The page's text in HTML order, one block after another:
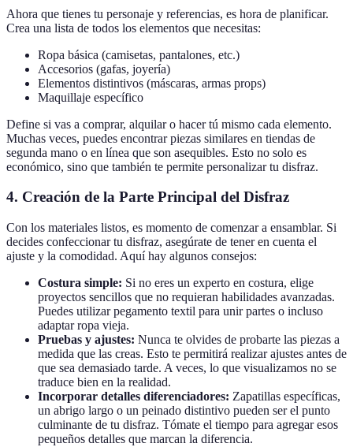
Ahora que tienes tu personaje y referencias, es hora de planificar.
Crea una lista de todos los elementos que necesitas:
Ropa básica (camisetas, pantalones, etc.)
Accesorios (gafas, joyería)
Elementos distintivos (máscaras, armas props)
Maquillaje específico
Define si vas a comprar, alquilar o hacer tú mismo cada elemento.
Muchas veces, puedes encontrar piezas similares en tiendas de
segunda mano o en línea que son asequibles. Esto no solo es
económico, sino que también te permite personalizar tu disfraz.
4. Creación de la Parte Principal del Disfraz
Con los materiales listos, es momento de comenzar a ensamblar. Si
decides confeccionar tu disfraz, asegúrate de tener en cuenta el
ajuste y la comodidad. Aquí hay algunos consejos:
Costura simple: Si no eres un experto en costura, elige
proyectos sencillos que no requieran habilidades avanzadas.
Puedes utilizar pegamento textil para unir partes o incluso
adaptar ropa vieja.
Pruebas y ajustes: Nunca te olvides de probarte las piezas a
medida que las creas. Esto te permitirá realizar ajustes antes de
que sea demasiado tarde. A veces, lo que visualizamos no se
traduce bien en la realidad.
Incorporar detalles diferenciadores: Zapatillas específicas,
un abrigo largo o un peinado distintivo pueden ser el punto
culminante de tu disfraz. Tómate el tiempo para agregar esos
pequeños detalles que marcan la diferencia.